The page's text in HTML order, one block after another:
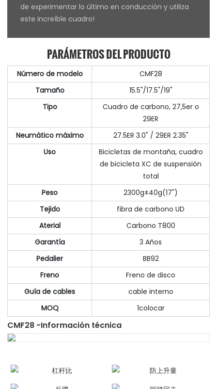
de experimentar lo último en conducción y utiliza
este increíble cuadro!
PARÁMETROS DEL PRODUCTO
Número de modelo
CMF28
Tamaño
15.5"/17.5"/19"
Tipo
Cuadro de carbono, 27,5er o
29ER
Neumático máximo
27.5ER 3.0" / 29ER 2.35"
Uso
Bicicletas de montaña, cuadro
de bicicleta XC de suspensión
total
Peso
2300g±40g(17")
Tejido
fibra de carbono UD
Aterial
Carbono T800
Garantía
3 Años
Pedalier
BB92
Freno
Freno de disco
Guía de cables
cable interno
MOQ
1colocar
CMF28 -Información técnica